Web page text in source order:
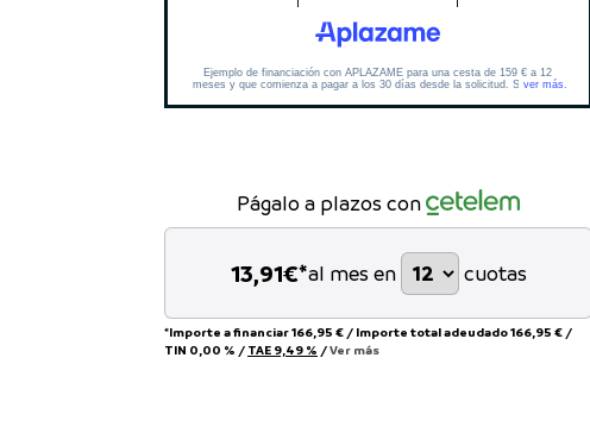
Págalo a plazos con
13,91€*al mes en cuotas
*Importe a financiar166,95 € / Importe total adeudado166,95 € /
TIN 0,00 % / TAE 9,49 % /Ver más